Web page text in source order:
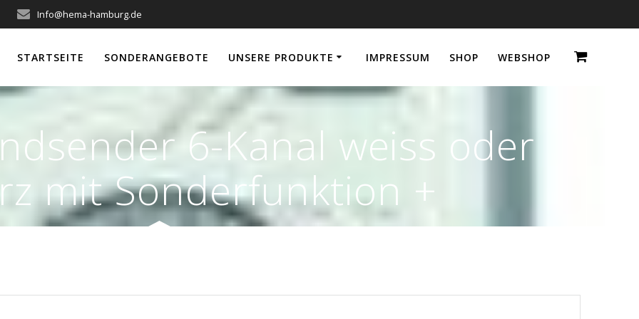
Info@hema-hamburg.de
STARTSEITE SONDERANGEBOTE UNSERE PRODUKTE IMPRESSUM SHOP WEBSHOP
6-Kanal weiss oder
mit Sonderfunktion +